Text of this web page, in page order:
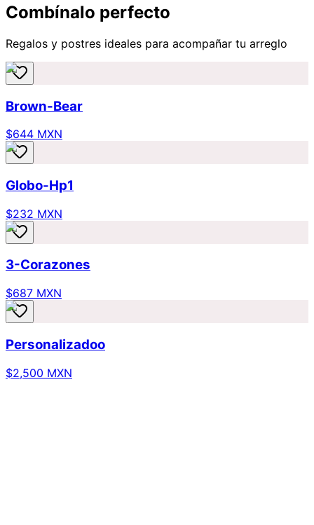
Combínalo perfecto
Regalos y postres ideales para acompañar tu arreglo
Brown-Bear
$644 MXN
Globo-Hp1
$232 MXN
3-Corazones
$687 MXN
Personalizadoo
$2,500 MXN